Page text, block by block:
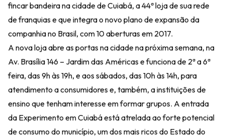
fincar bandeira na cidade de Cuiabá, a 44ª loja de sua rede
de franquias e que integra o novo plano de expansão da
companhia no Brasil, com 10 aberturas em 2017.
A nova loja abre as portas na cidade na próxima semana, na
Av. Brasília 146 – Jardim das Américas e funciona de 2ª a 6ª
feira, das 9h às 19h, e aos sábados, das 10h às 14h, para
atendimento a consumidores e, também, a instituições de
ensino que tenham interesse em formar grupos. A entrada
da Experimento em Cuiabá está atrelada ao forte potencial
de consumo do município, um dos mais ricos do Estado do